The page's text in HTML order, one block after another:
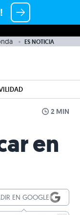
ES NOTICIA
2 MIN
en
EN GOOGLE